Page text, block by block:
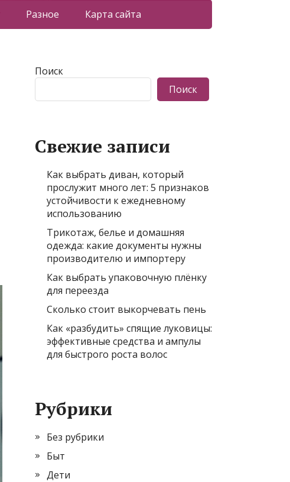
Разное Карта сайта
Поиск
Поиск
Свежие записи
Как выбрать диван, который
прослужит много лет: 5 признаков
устойчивости к ежедневному
использованию
Трикотаж, белье и домашняя
одежда: какие документы нужны
производителю и импортеру
Как выбрать упаковочную плёнку
для переезда
Сколько стоит выкорчевать пень
Как «разбудить» спящие луковицы:
эффективные средства и ампулы
для быстрого роста волос
Рубрики
Без рубрики
Быт
Дети